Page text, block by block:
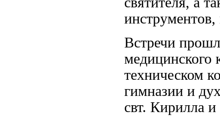
инструментов,
Встречи
медицинского
техническом
гимназии и
свт. Кирилла